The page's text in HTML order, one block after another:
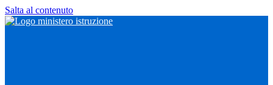
Salta al contenuto